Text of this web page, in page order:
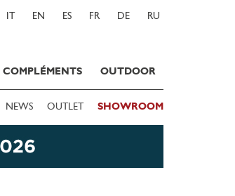
IT EN ES FR DE RU
COMPLÉMENTS OUTDOOR
NEWS OUTLET SHOWROOM